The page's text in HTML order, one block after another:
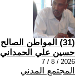
(31) المواطن الصالح .. عقد بين الدولة والإنسان
حسين علي الحمداني
2026 / 8 / 7
المجتمع المدني